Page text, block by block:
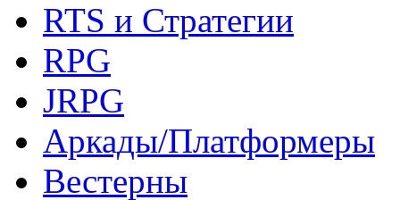
RTS и Стратегии
RPG
JRPG
Аркады/Платформеры
Вестерны